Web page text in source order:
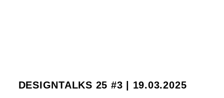
DESIGNTALKS 25 #3 | 19.03.2025